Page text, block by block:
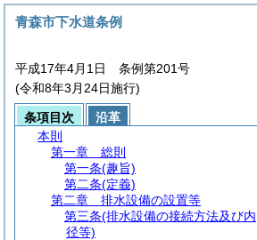
青森市下水道条例
平成17年4月1日 条例第201号
(令和8年3月24日施行)
条項目次
沿革
本則
第一章
総則
第一条(趣旨)
第二条(定義)
第二章
排水設備の設置等
第三条(排水設備の接続方法及び内
径等)